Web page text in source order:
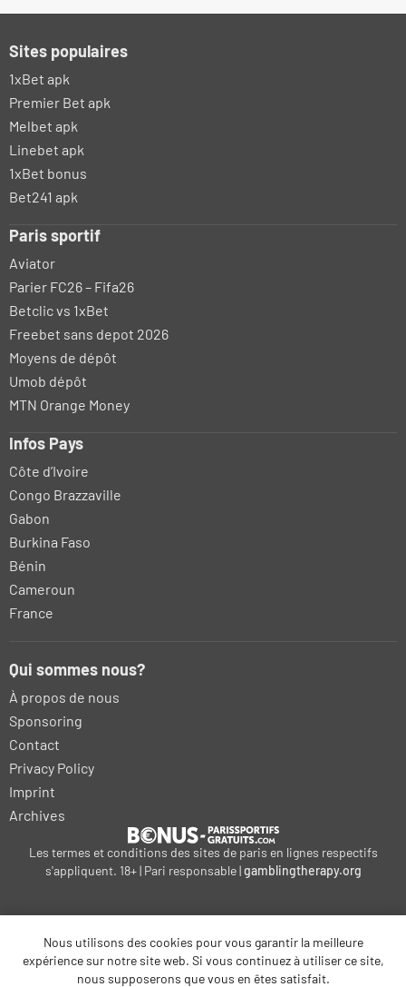
Sites populaires
1xBet apk
Premier Bet apk
Melbet apk
Linebet apk
1xBet bonus
Bet241 apk
Paris sportif
Aviator
Parier FC26 – Fifa26
Betclic vs 1xBet
Freebet sans depot 2026
Moyens de dépôt
Umob dépôt
MTN Orange Money
Infos Pays
Côte d’Ivoire
Congo Brazzaville
Gabon
Burkina Faso
Bénin
Cameroun
France
Qui sommes nous?
À propos de nous
Sponsoring
Contact
Privacy Policy
Imprint
Archives
Les termes et conditions des sites de paris en lignes respectifs
s'appliquent. 18+ | Pari responsable |gamblingtherapy.org
bonus-betting.dk
kalyteri-stoiximatiki.gr
bonus-parissportifs-gratuits.com
Nous utilisons des cookies pour vous garantir la meilleure
expérience sur notre site web. Si vous continuez à utiliser ce site,
nous supposerons que vous en êtes satisfait.